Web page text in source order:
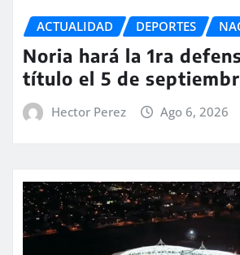
ACTUALIDAD DEPORTES
Noria hará la 1ra
título el 5 de
Hector Perez Ago 6, 2026